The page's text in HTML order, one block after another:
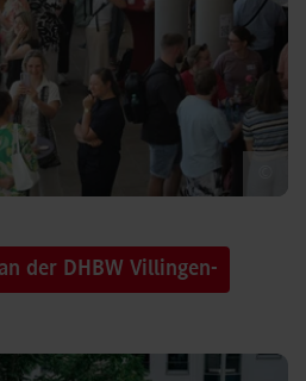
der DHBW Villingen-